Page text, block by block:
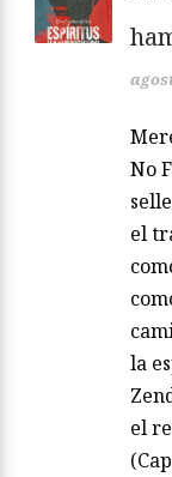
No
el
la
el